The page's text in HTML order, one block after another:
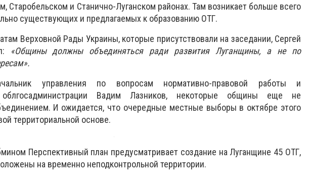
Старобельском и Станично-Луганском районах. Там возникает больше всего
существующих и предлагаемых к образованию ОТГ.
Верховной Рады Украины, которые присутствовали на заседании, Сергей
«Общины должны объединяться ради развития Луганщины, а не по
управления по вопросам нормативно-правовой работы и
облгосадминистрации Вадим Лазников, некоторые общины еще не
И ожидается, что очередные местные выборы в октябре этого
территориальной основе.
Перспективный план предусматривает создание на Луганщине 45 ОТГ,
на временно неподконтрольной территории.